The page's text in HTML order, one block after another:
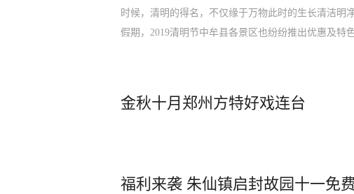
时候，清明的得名，不仅缘于万物此时的生长清洁明
假期，2019清明节中牟县各景区也纷纷推出优惠及特色
金秋十月郑州方特好戏连台
福利来袭 朱仙镇启封故园十一免